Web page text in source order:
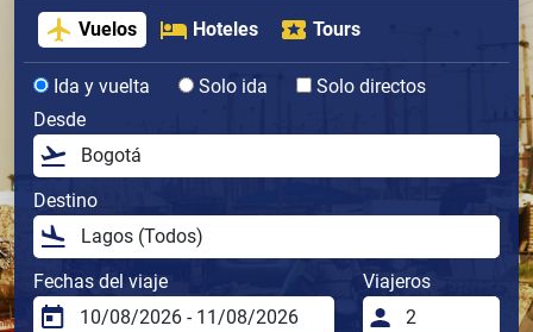
Vuelos Hoteles Tours
Ida y vuelta Solo ida
Solo directos
Desde
Destino
Fechas del viaje Viajeros